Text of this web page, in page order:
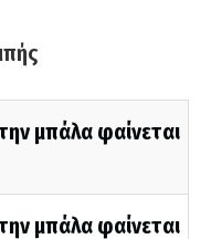
μπάλα φαίνεται
μπάλα φαίνεται